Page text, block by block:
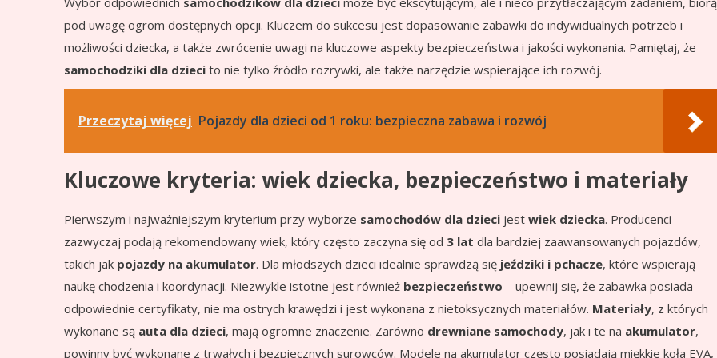
pod uwagę ogrom dostępnych opcji. Kluczem do sukcesu jest dopasowanie zabawki do indywidualnych potrzeb i
możliwości dziecka, a także zwrócenie uwagi na kluczowe aspekty bezpieczeństwa i jakości wykonania. Pamiętaj, że
samochodziki dla dzieci to nie tylko źródło rozrywki, ale także narzędzie wspierające ich rozwój.
Przeczytaj więcej Pojazdy dla dzieci od 1 roku: bezpieczna zabawa i rozwój
Kluczowe kryteria: wiek dziecka, bezpieczeństwo i materiały
Pierwszym i najważniejszym kryterium przy wyborze samochodów dla dzieci jest wiek dziecka. Producenci
zazwyczaj podają rekomendowany wiek, który często zaczyna się od 3 lat dla bardziej zaawansowanych pojazdów,
takich jak pojazdy na akumulator. Dla młodszych dzieci idealnie sprawdzą się jeździki i pchacze, które wspierają
naukę chodzenia i koordynacji. Niezwykle istotne jest również bezpieczeństwo – upewnij się, że zabawka posiada
odpowiednie certyfikaty, nie ma ostrych krawędzi i jest wykonana z nietoksycznych materiałów. Materiały, z których
wykonane są auta dla dzieci, mają ogromne znaczenie. Zarówno drewniane samochody, jak i te na akumulator,
powinny być wykonane z trwałych i bezpiecznych surowców. Modele na akumulator często posiadają miękkie koła EVA,